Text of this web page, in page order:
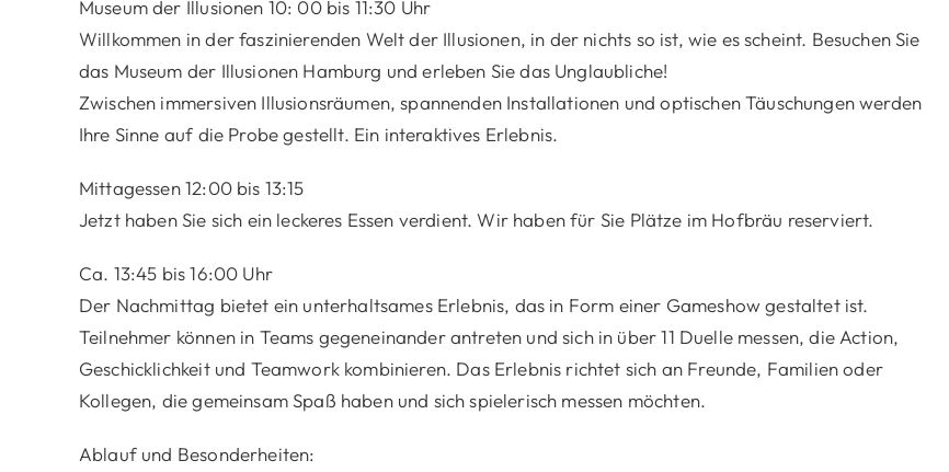
Museum der Illusionen 10: 00 bis 11:30 Uhr
Willkommen in der faszinierenden Welt der Illusionen, in der nichts so ist, wie es scheint. Besuchen Sie
das Museum der Illusionen Hamburg und erleben Sie das Unglaubliche!
Zwischen immersiven Illusionsräumen, spannenden Installationen und optischen Täuschungen werden
Ihre Sinne auf die Probe gestellt. Ein interaktives Erlebnis.
Mittagessen 12:00 bis 13:15
Jetzt haben Sie sich ein leckeres Essen verdient. Wir haben für Sie Plätze im Hofbräu reserviert.
Ca. 13:45 bis 16:00 Uhr
Der Nachmittag bietet ein unterhaltsames Erlebnis, das in Form einer Gameshow gestaltet ist.
Teilnehmer können in Teams gegeneinander antreten und sich in über 11 Duelle messen, die Action,
Geschicklichkeit und Teamwork kombinieren. Das Erlebnis richtet sich an Freunde, Familien oder
Kollegen, die gemeinsam Spaß haben und sich spielerisch messen möchten.
Ablauf und Besonderheiten: